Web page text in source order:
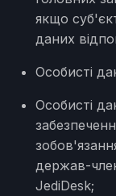
якщо
даних
Особисті
Особисті
держав-
JediDesk;